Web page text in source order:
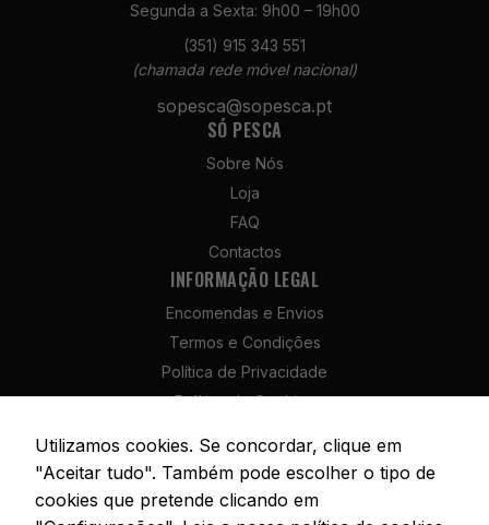
Segunda a Sexta: 9h00 – 19h00
(351) 915 343 551
(chamada rede móvel nacional)
sopesca@sopesca.pt
SÓ PESCA
Sobre Nós
Loja
FAQ
Contactos
INFORMAÇÃO LEGAL
Encomendas e Envios
Termos e Condições
Política de Privacidade
Política de Cookies
Livro de Reclamações
Utilizamos cookies. Se concordar, clique em
"Aceitar tudo". Também pode escolher o tipo de
cookies que pretende clicando em
Necessários
Estes cookies
do site.
Estatísticas
funcionalidade
e a estrutura
do site, com
base na forma